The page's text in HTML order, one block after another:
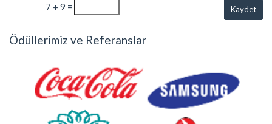
7 + 9 = Kaydet
Ödüllerimiz ve Referanslar